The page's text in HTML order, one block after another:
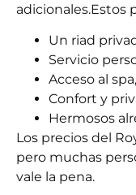
adicionales.Estos
Un riad
Servicio
Acceso al
Confort y
Hermosos
Los precios del
pero muchas
vale la pena.